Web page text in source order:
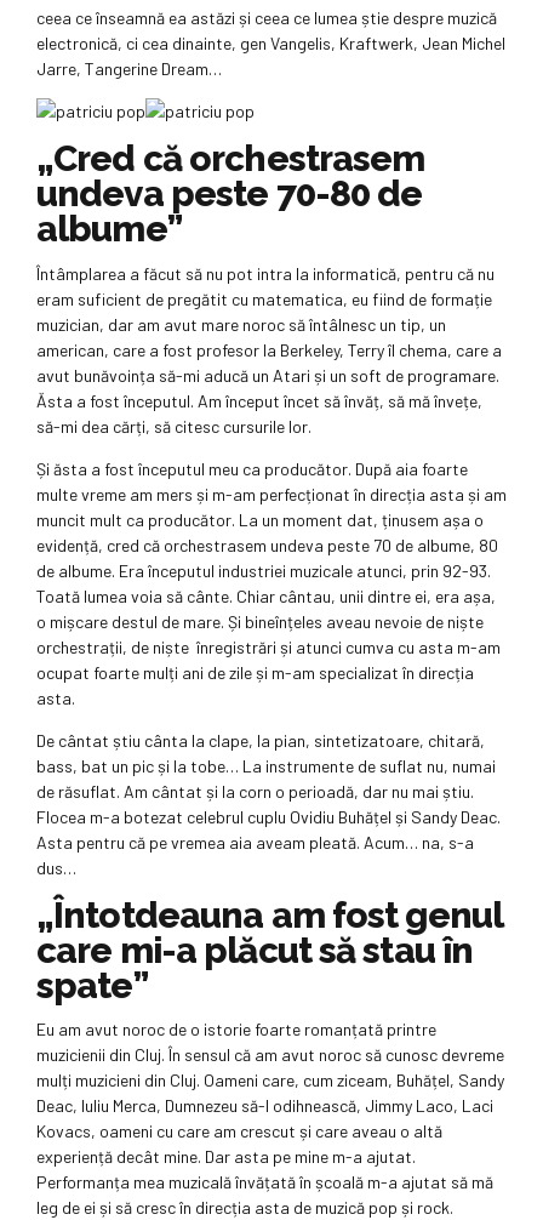
ceea ce înseamnă ea astăzi și ceea ce lumea știe despre muzică
electronică, ci cea dinainte, gen Vangelis, Kraftwerk, Jean Michel
Jarre, Tangerine Dream…
„Cred că orchestrasem
undeva peste 70-80 de
albume”
Întâmplarea a făcut să nu pot intra la informatică, pentru că nu
eram suficient de pregătit cu matematica, eu fiind de formație
muzician, dar am avut mare noroc să întâlnesc un tip, un
american, care a fost profesor la Berkeley, Terry îl chema, care a
avut bunăvoința să-mi aducă un Atari și un soft de programare.
Ăsta a fost începutul. Am început încet să învăț, să mă învețe,
să-mi dea cărți, să citesc cursurile lor.
Și ăsta a fost începutul meu ca producător. După aia foarte
multe vreme am mers și m-am perfecționat în direcția asta și am
muncit mult ca producător. La un moment dat, ținusem așa o
evidență, cred că orchestrasem undeva peste 70 de albume, 80
de albume. Era începutul industriei muzicale atunci, prin 92-93.
Toată lumea voia să cânte. Chiar cântau, unii dintre ei, era așa,
o mișcare destul de mare. Și bineînțeles aveau nevoie de niște
orchestrații, de niște înregistrări și atunci cumva cu asta m-am
ocupat foarte mulți ani de zile și m-am specializat în direcția
asta.
De cântat știu cânta la clape, la pian, sintetizatoare, chitară,
bass, bat un pic și la tobe… La instrumente de suflat nu, numai
de răsuflat. Am cântat și la corn o perioadă, dar nu mai știu.
Flocea m-a botezat celebrul cuplu Ovidiu Buhățel și Sandy Deac.
Asta pentru că pe vremea aia aveam pleată. Acum… na, s-a
dus…
„Întotdeauna am fost genul
care mi-a plăcut să stau în
spate”
Eu am avut noroc de o istorie foarte romanțată printre
muzicienii din Cluj. În sensul că am avut noroc să cunosc devreme
mulți muzicieni din Cluj. Oameni care, cum ziceam, Buhățel, Sandy
Deac, Iuliu Merca, Dumnezeu să-l odihnească, Jimmy Laco, Laci
Kovacs, oameni cu care am crescut și care aveau o altă
experiență decât mine. Dar asta pe mine m-a ajutat.
Performanța mea muzicală învățată în școală m-a ajutat să mă
leg de ei și să cresc în direcția asta de muzică pop și rock.